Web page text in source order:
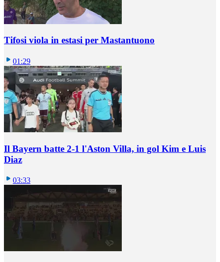
Tifosi viola in estasi per Mastantuono
01:29
Il Bayern batte 2-1 l'Aston Villa, in gol Kim e Luis
Diaz
03:33